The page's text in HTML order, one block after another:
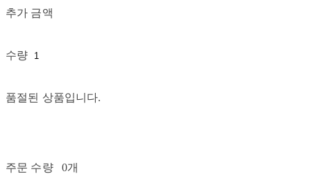
추가 금액
수량
품절된 상품입니다.
주문 수량
0개